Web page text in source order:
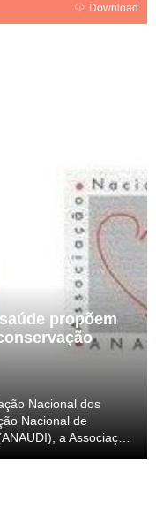
Download
propõem
Nacional dos
Nacional de
a Associação